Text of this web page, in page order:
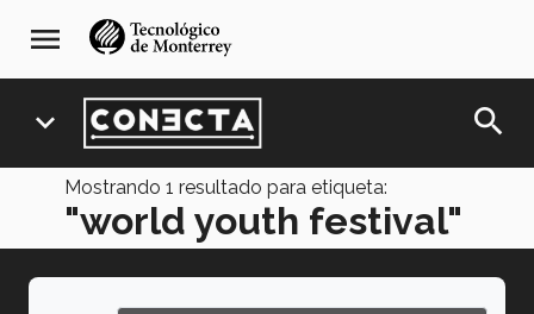
navegación
principal
menu
expand_more search
Mostrando 1 resultado para etiqueta:
"world youth festival"